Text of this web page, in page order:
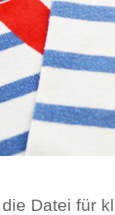
Datei für